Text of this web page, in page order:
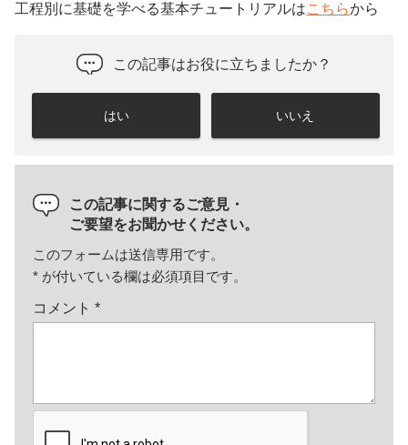
工程別に基礎を学べる基本チュートリアルはこちらから
この記事はお役に立ちましたか？
はい いいえ
この記事に関するご意見・
ご要望をお聞かせください。
このフォームは送信専用です。
* が付いている欄は必須項目です。
コメント *